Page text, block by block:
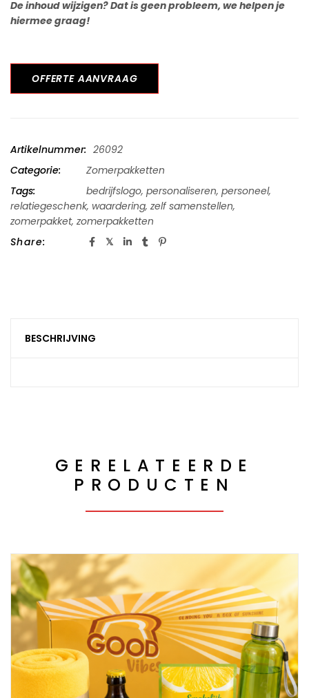
De inhoud wijzigen? Dat is geen probleem, we helpen je
hiermee graag!
OFFERTE AANVRAAG
Artikelnummer: 26092
Categorie:
Zomerpakketten
Tags:
bedrijfslogo, personaliseren, personeel,
relatiegeschenk, waardering, zelf samenstellen,
zomerpakket, zomerpakketten
Share:
BESCHRIJVING
GERELATEERDE
PRODUCTEN